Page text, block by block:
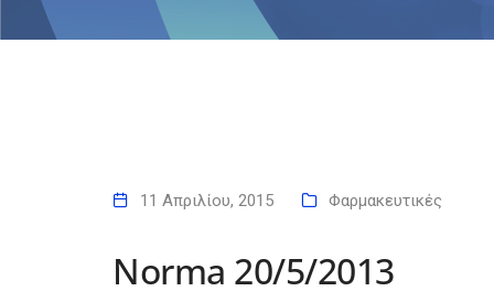
11 Απριλίου, 2015 Φαρμακευτικές
Norma 20/5/2013